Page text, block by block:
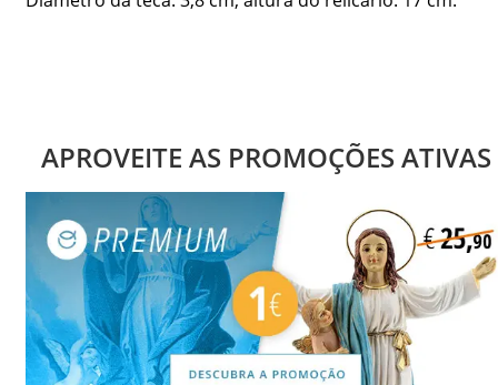
APROVEITE AS PROMOÇÕES ATIVAS